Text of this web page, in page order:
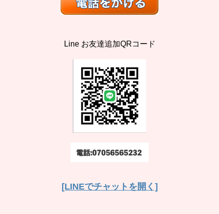
Line お友達追加QRコード
[LINEでチャットを開く]